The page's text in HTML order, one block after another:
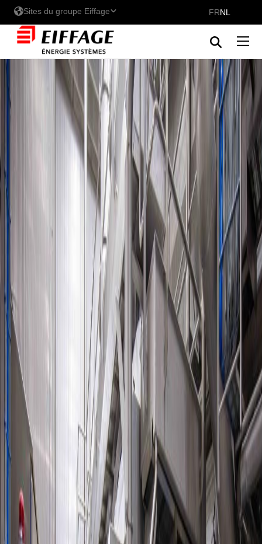
Sites du groupe Eiffage FRNL
De vestigingen van Eiffage
Énergie Systèmes - Belux
Eiffage Énergie Systèmes
Eiffage Energia Sistemas
Ontdek onze merken in Belux
Hyline Clean Piping